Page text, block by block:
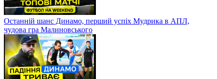
Останній шанс Динамо, перший успіх Мудрика в АПЛ,
чудова гра Малиновського